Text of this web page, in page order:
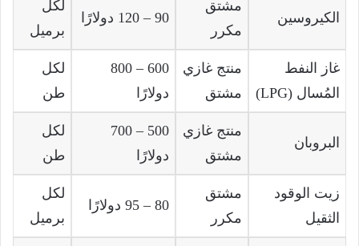
الكيروسين
مشتق
مكرر
90 – 120 دولارًا
لكل
برميل
غاز النفط
المُسال (LPG)
منتج غازي
مشتق
600 – 800
دولارًا
لكل
طن
البروبان
منتج غازي
مشتق
500 – 700
دولارًا
لكل
طن
زيت الوقود
الثقيل
مشتق
مكرر
80 – 95 دولارًا
لكل
برميل